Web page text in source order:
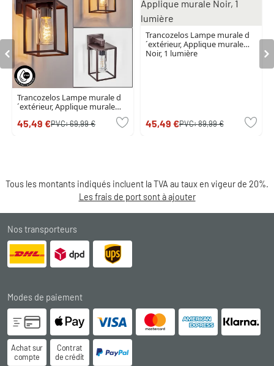
Trancozelos Lampe murale d
´extérieur, Applique murale
45,49 €PVC:69,99 €
Trancozelos Lampe murale d
´extérieur, Applique murale
Noir, 1 lumière
45,49 €PVC:89,99 €
Tous les montants indiqués incluent la TVA au taux en vigeur de 20%.
Les frais de port sont à ajouter
Nos transporteurs
Modes de paiement
Achat sur
compte
Contrat
de crédit